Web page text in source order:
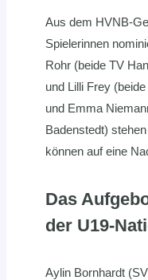
Aus dem HVNB-
Spielerinnen
Rohr (beide TV
und Lilli Frey
und Emma
Badenstedt)
können auf eine
Das
der U19-
Aylin Bornhardt